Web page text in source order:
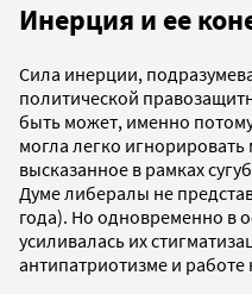
Инерция и ее
Сила инерции,
политической
быть может, именно
могла легко
высказанное в рамках
Думе либералы не
года). Но одновременно в
усиливалась их
антипатриотизме и работе